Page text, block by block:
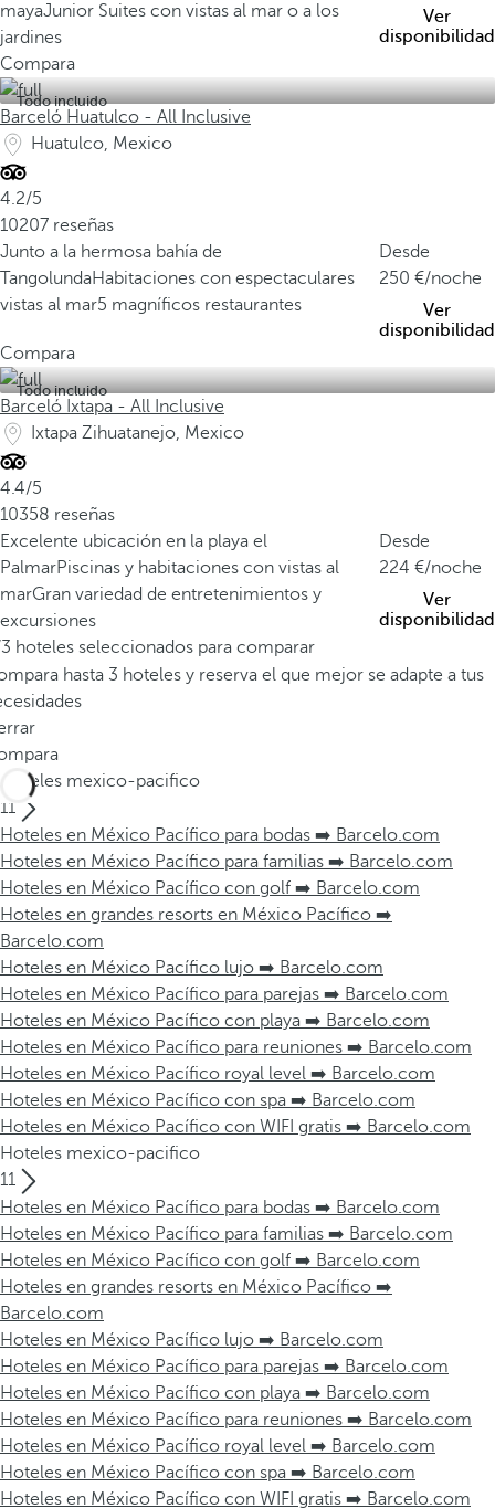
mayaJunior Suites con vistas al mar o a los
jardines
Ver
disponibilidad
Compara
Todo incluido
Barceló Huatulco - All Inclusive
Huatulco, Mexico
4.2/5
10207 reseñas
Junto a la hermosa bahía de
TangolundaHabitaciones con espectaculares
vistas al mar5 magníficos restaurantes
Desde
250
/noche
Ver
disponibilidad
Compara
Todo incluido
Barceló Ixtapa - All Inclusive
Ixtapa Zihuatanejo, Mexico
4.4/5
10358 reseñas
Excelente ubicación en la playa el
PalmarPiscinas y habitaciones con vistas al
marGran variedad de entretenimientos y
excursiones
Desde
224
/noche
Ver
disponibilidad
hoteles seleccionados para comparar
hasta 3 hoteles y reserva el que mejor se adapte a tus
Hoteles mexico-pacifico
11
Hoteles en México Pacífico para bodas ➡️ Barcelo.com
Hoteles en México Pacífico para familias ➡️ Barcelo.com
Hoteles en México Pacífico con golf ➡️ Barcelo.com
Hoteles en grandes resorts en México Pacífico ➡️
Barcelo.com
Hoteles en México Pacífico lujo ➡️ Barcelo.com
Hoteles en México Pacífico para parejas ➡️ Barcelo.com
Hoteles en México Pacífico con playa ➡️ Barcelo.com
Hoteles en México Pacífico para reuniones ➡️ Barcelo.com
Hoteles en México Pacífico royal level ➡️ Barcelo.com
Hoteles en México Pacífico con spa ➡️ Barcelo.com
Hoteles en México Pacífico con WIFI gratis ➡️ Barcelo.com
Hoteles mexico-pacifico
11
Hoteles en México Pacífico para bodas ➡️ Barcelo.com
Hoteles en México Pacífico para familias ➡️ Barcelo.com
Hoteles en México Pacífico con golf ➡️ Barcelo.com
Hoteles en grandes resorts en México Pacífico ➡️
Barcelo.com
Hoteles en México Pacífico lujo ➡️ Barcelo.com
Hoteles en México Pacífico para parejas ➡️ Barcelo.com
Hoteles en México Pacífico con playa ➡️ Barcelo.com
Hoteles en México Pacífico para reuniones ➡️ Barcelo.com
Hoteles en México Pacífico royal level ➡️ Barcelo.com
Hoteles en México Pacífico con spa ➡️ Barcelo.com
Hoteles en México Pacífico con WIFI gratis ➡️ Barcelo.com